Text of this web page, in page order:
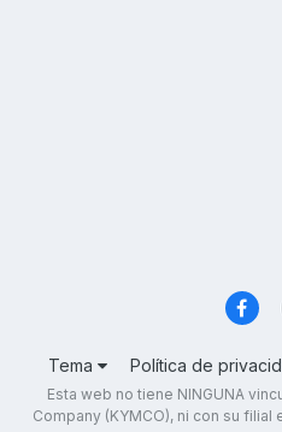
Tema Política de
Esta web no tiene NINGUNA
Company (KYMCO), ni con su filial